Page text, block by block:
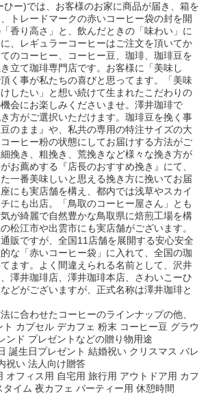
ひー)では、お客様のお家に商品が届き、箱を
トレードマークの赤いコーヒー袋の封を開
香り高さ」と、飲んだときの「味わい」に
、レギュラーコーヒーはご注文を頂いてか
のコーヒー、コーヒー豆、珈琲、珈琲豆を
立て珈琲専門店です。お客様に「美味し
く事が私たちの喜びと思ってます。「美味
したい」と想い続けて生まれたこだわりの
会にお楽しみくださいませ。澤井珈琲で
方がご選択いただけます。珈琲豆を挽く事
のまま』や、私共の専用の特注サイズの大
ーヒー粉の状態にしてお届けする方法がご
挽き、粗挽き、荒挽きなど様々な挽き方が
お薦めする『店長のおすすめ挽き』にて、
一番美味しいと思える挽き方に挽いてお届
にも実店舗を構え、都内では浅草やスカイ
にも出店。「鳥取のコーヒー屋さん」とも
が綺麗で自然豊かな鳥取県に焙煎工場を構
松江市や出雲市にも実店舗がございます。
販ですが、全国11店舗を展開する安心安全
な「赤いコーヒー袋」に入れて、全国の珈
ます。よく間違えられる名前として、沢井
澤井珈琲店、澤井珈琲本店、さわいこーひ
どがございますが、正式名称は澤井珈琲と
に合わせたコーヒーのラインナップの他、
ト カプセル デカフェ 粉末 コーヒー豆 グラウ
ンド プレゼントなどの贈り物用途
誕生日プレゼント 結婚祝い クリスマス バレ
祝い 法人向け贈答
オフィス用 自宅用 旅行用 アウトドア用 カフ
タイム 夜カフェ パーティー用 休憩時間